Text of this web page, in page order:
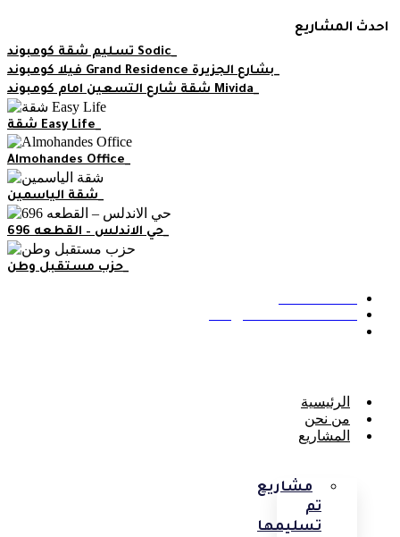
احدث المشاريع
تسليم شقة كومبوند Sodic
فيلا كومبوند Grand Residence بشارع الجزيرة
شقة شارع التسعين امام كومبوند Mivida
شقة Easy Life
Almohandes Office
شقة الياسمين
حي الاندلس – القطعه 696
حزب مستقبل وطن
الرئيسية
من نحن
المشاريع
مشاريع
تم
تسليمها